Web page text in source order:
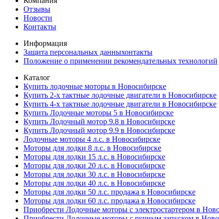
Отзывы
Новости
Контакты
Информация
Защита персональных данныхонтакты
Положение о применении рекомендательных технологий
Каталог
Купить лодочные моторы в Новосибирске
Купить 2-х тактные лодочные двигатели в Новосибирске
Купить 4-х тактные лодочные двигатели в Новосибирске
Купить Лодочные моторы 5 в Новосибирске
Купить Лодочный мотор 9.8 в Новосибирске
Купить Лодочный мотор 9.9 в Новосибирске
Лодочные моторы 4 л.с. в Новосибирске
Моторы для лодки 8 л.с. в Новосибирске
Моторы для лодки 15 л.с. в Новосибирске
Моторы для лодки 20 л.с. в Новосибирске
Моторы для лодки 30 л.с. в Новосибирске
Моторы для лодки 40 л.с. в Новосибирске
Моторы для лодки 50 л.с. продажа в Новосибирске
Моторы для лодки 60 л.с. продажа в Новосибирске
Приобрести Лодочные моторы с электростартером в